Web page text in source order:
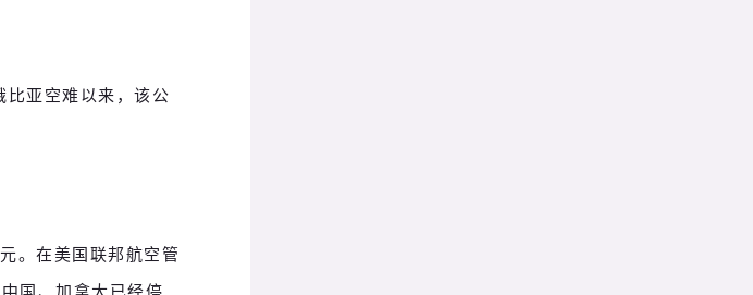
比亚空难以来，该公
。在美国联邦航空管